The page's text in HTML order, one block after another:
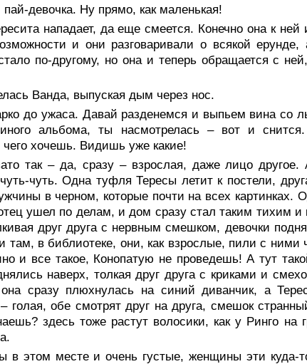
девочка. Ну прямо, как маленькая!
нападает, да еще смеется. Конечно она к ней
и они разговаривали о всякой ерунде,
по-другому, но она и теперь обращается с
Ванда, выпуская дым через нос.
до ужаса. Давай разденемся и выпьем вина со
альбома, ты насмотрелась – вот и
чего хочешь. Видишь уже какие!
так – да, сразу – взрослая, даже лицо другое.
чуть. Одна туфля Тересы летит к постели,
в черном, которые почти на всех картинках.
ушел по делам, и дом сразу стал таким тихим и
друг друга с нервным смешком, девочки
там, в библиотеке, они, как взрослые, пили с ними
и все такое, Конопатую не проведешь! А тут
наверх, толкая друг друга с криками и
сразу плюхнулась на синий диванчик, а
голая, обе смотрят друг на друга, смешок
здесь тоже растут волосики, как у Ринго на
этом месте и очень густые, женщины эти куда-